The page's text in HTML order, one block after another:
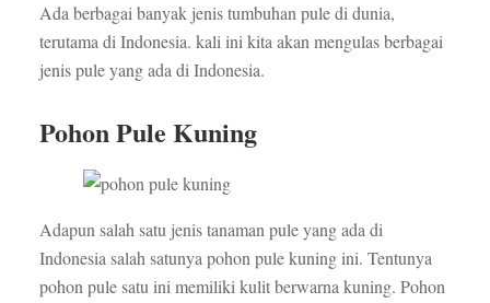
Ada berbagai banyak jenis tumbuhan pule di dunia,
terutama di Indonesia. kali ini kita akan mengulas berbagai
jenis pule yang ada di Indonesia.
Pohon Pule Kuning
Adapun salah satu jenis tanaman pule yang ada di
Indonesia salah satunya pohon pule kuning ini. Tentunya
pohon pule satu ini memiliki kulit berwarna kuning. Pohon